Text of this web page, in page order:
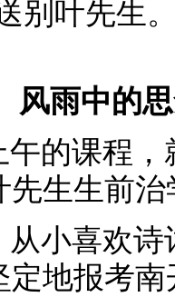
别叶先生
雨中的
午的课程
先生生前
从小喜欢
地报考